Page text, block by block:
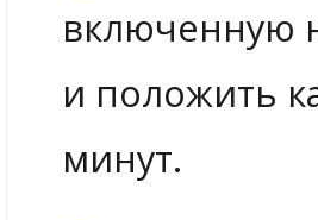
включенную
и положить
минут.